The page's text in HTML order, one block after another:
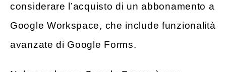
considerare l’acquisto di un abbonamento a
Google Workspace, che include funzionalità
avanzate di Google Forms.